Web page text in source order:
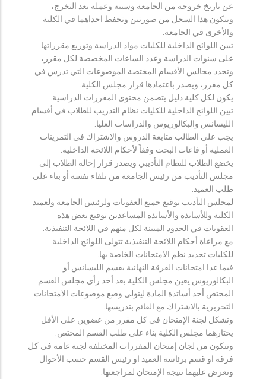
عن تاريخ خروجه من الجامعة وسببه وعمله بعد التخرج،
ويتكون هذا السجل من صورتين وتحفظ احداهما في الكلية
والأخرى في الجامعة.
تبين اللوائح الداخلية للكليات مواد الدراسة وتوزيع مقرراتها
على سنوات الدراسة وعدد الساعات المخصصة لكل مقرر،
وتحدد مجالس الأقسام المختصة الموضوعات التي تدرس في
كل مقرر، ويصدر باعتمادها قرار مجلس الكلية.
يكون لكل كلية دليل يتضمن محتوى المقررات الدراسية.
تبين اللوائح الداخلية للكليات نظام التدريب للطلاب في أقسام
الليسانس والبكالوريوس والدراسات العليا.
يجب على الطالب متابعة الدروس والاشتراك في التمرينات
العملية أو قاعات البحث وفقاً لأحكام اللائحة الداخلية.
يخضع الطلاب للنظام التأديبي ويصدر قرار إحالة الطلاب إلى
مجلس التأديب من رئيس الجامعة من تلقاء نفسه أو بناء على
طلب العميد.
لمجلس التأديب توقيع جميع العقوبات ولرئيس الجامعة ولعميد
الكلية وللأساتذة والأساتذة المساعدين توقيع بعض هذه
العقوبات في الحدود المبينة لكل منهم في اللائحة التنفيذية.
مع مراعاة أحكام اللائحة التنفيذية تتولى اللوائح الداخلية
للكليات تحديد نظم الامتحانات الخاصة بها.
فيما عدا امتحانات الفرقة النهائية بقسم الليسانس أو
البكالوريوس يعين مجلس الكلية بعد أخذ رأي مجلس القسم
المختص أحد أساتذة المادة ليتولى وضع موضوعات الامتحانات
التحريرية بالاشتراك مع القائم بتدريسها.
وتشكل لجنة الإمتحان في كل مقرر من عضوين على الأقل
يختارهما مجلس الكلية بناء على طلب القسم المختص.
وتتكون من لجان إمتحان المقررات المختلفة لجنة عامة في كل
فرقة او قسم برئاسة العميد او رئيس القسم حسب الأحوال
وتعرض عليهما نتيجة الإمتحان لمراجعتها.